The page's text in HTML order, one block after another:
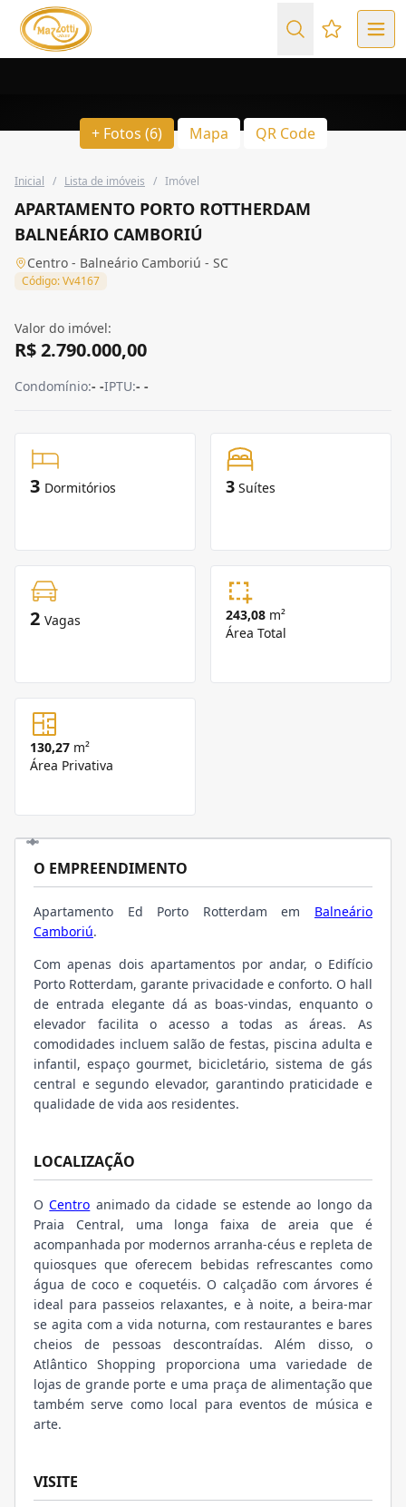
Favoritos
+ Fotos (6) Mapa QR Code
Inicial / Lista de imóveis / Imóvel
APARTAMENTO PORTO ROTTHERDAM
BALNEÁRIO CAMBORIÚ
Centro - Balneário Camboriú - SC
Código: Vv4167
Valor do imóvel:
R$ 2.790.000,00
Condomínio:- -IPTU:- -
3 Dormitórios 3 Suítes
2 Vagas 243,08 m²
Área Total
130,27 m²
Área Privativa
O EMPREENDIMENTO
Apartamento Ed Porto Rotterdam em Balneário
Camboriú.
Com apenas dois apartamentos por andar, o Edifício
Porto Rotterdam, garante privacidade e conforto. O hall
de entrada elegante dá as boas-vindas, enquanto o
elevador facilita o acesso a todas as áreas. As
comodidades incluem salão de festas, piscina adulta e
infantil, espaço gourmet, bicicletário, sistema de gás
central e segundo elevador, garantindo praticidade e
qualidade de vida aos residentes.
LOCALIZAÇÃO
OCentro animado da cidade se estende ao longo da
Praia Central, uma longa faixa de areia que é
acompanhada por modernos arranha-céus e repleta de
quiosques que oferecem bebidas refrescantes como
água de coco e coquetéis. O calçadão com árvores é
ideal para passeios relaxantes, e à noite, a beira-mar
se agita com a vida noturna, com restaurantes e bares
cheios de pessoas descontraídas. Além disso, o
Atlântico Shopping proporciona uma variedade de
lojas de grande porte e uma praça de alimentação que
também serve como local para eventos de música e
arte.
VISITE